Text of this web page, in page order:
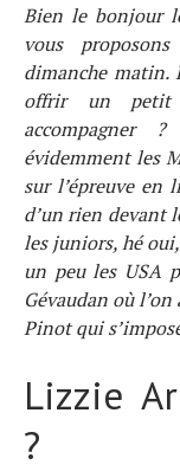
Bien le bonjour
vous
dimanche matin.
offrir un petit
accompagner
évidemment les
sur l’épreuve en
d’un rien devant
les juniors, hé
un peu les USA
Gévaudan où
Pinot qui
Lizzie
?